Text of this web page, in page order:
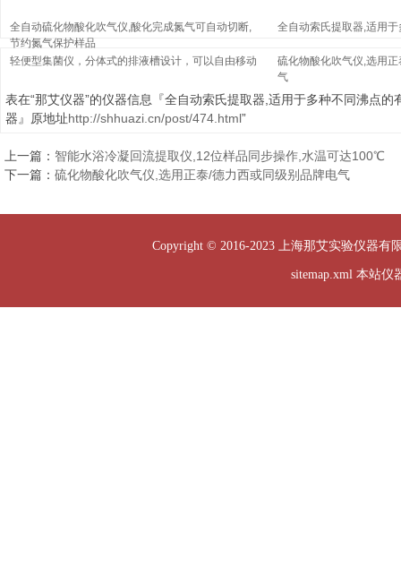
全自动硫化物酸化吹气仪,酸化完成氮气可自动切断,
节约氮气保护样品
全自动索氏提取器,适用
轻便型集菌仪，分体式的排液槽设计，可以自由移动
硫化物酸化吹气仪,选用
气
表在“那艾仪器”的仪器信息『全自动索氏提取器,适用于多种不同沸点的
器』原地址http://shhuazi.cn/post/474.html”
上一篇： 智能水浴冷凝回流提取仪,12位样品同步操作,水温可达100℃
下一篇： 硫化物酸化吹气仪,选用正泰/德力西或同级别品牌电气
Copyright © 2016-2023 上海那艾实验仪器有
sitemap.xml本站仪